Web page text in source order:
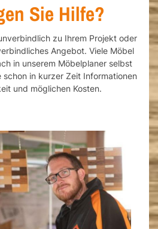
Sie Hilfe?
zu Ihrem Projekt oder
Angebot. Viele Möbel
in unserem Möbelplaner selbst
schon in kurzer Zeit Informationen
und möglichen Kosten.